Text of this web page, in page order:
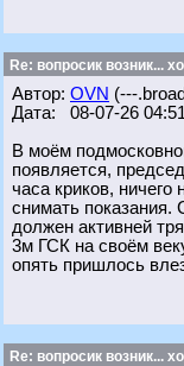
Re: вопросик возник...
Автор: OVN (---
Дата: 08-07-26 04:51
В моём
появляется,
часа криков, ничего
снимать
должен активней
3м ГСК на своём
опять пришлось
Re: вопросик возник...